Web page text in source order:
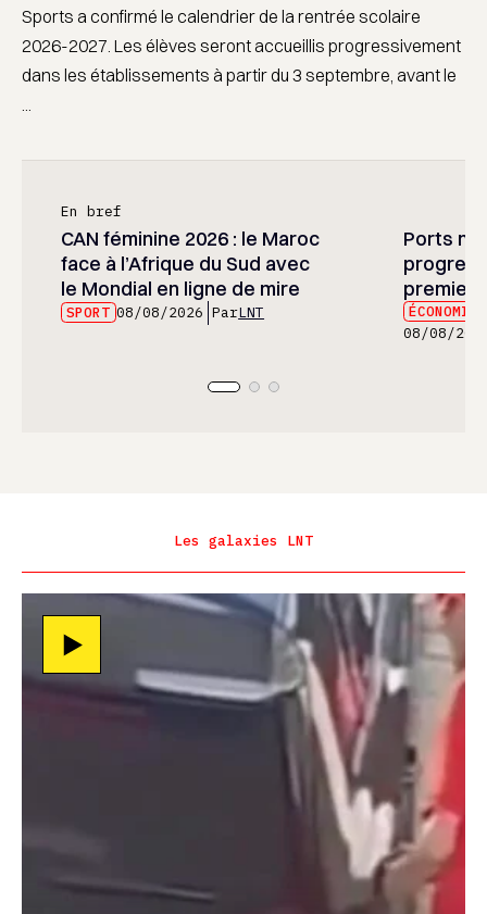
Sports a confirmé le calendrier de la rentrée scolaire
2026-2027. Les élèves seront accueillis progressivement
dans les établissements à partir du 3 septembre, avant le
...
En bref
CAN féminine 2026 : le Maroc
face à l’Afrique du Sud avec
le Mondial en ligne de mire
SPORT 08/08/2026 ParLNT
Ports
premier
08/08/
Les galaxies LNT